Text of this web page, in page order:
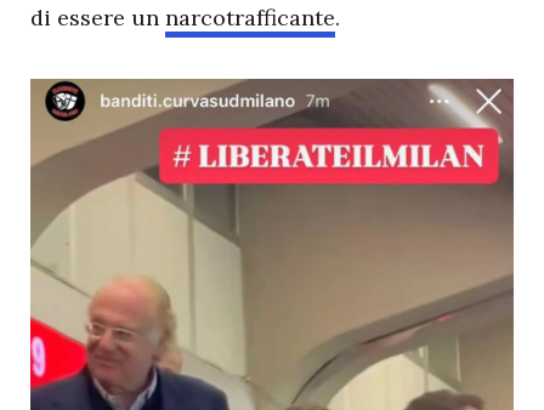
di essere un narcotrafficante.